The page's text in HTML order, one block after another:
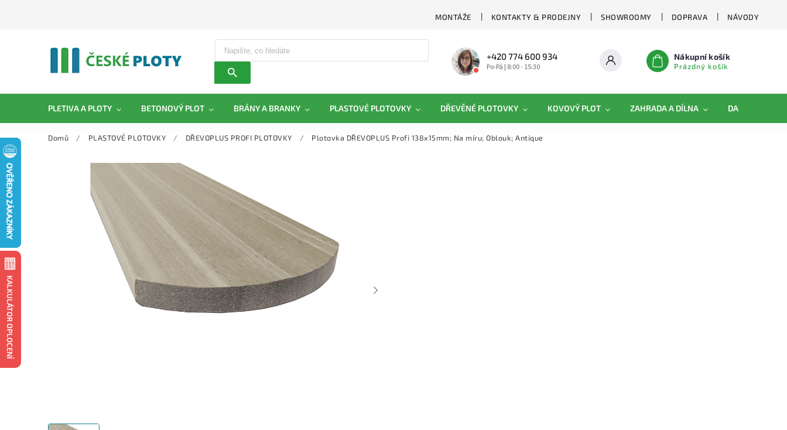
MONTÁŽE KONTAKTY & PRODEJNY SHOWROOMY DOPRAVA NÁVODY
+420 774 600 934
Po-Pá | 8:00 - 15:30
Nákupní košík
Prázdný košík
PLETIVA A PLOTY BETONOVÝ PLOT BRÁNY A BRANKY PLASTOVÉ PLOTOVKY DŘEVĚNÉ PLOTOVKY KOVOVÝ PLOT ZAHRADA A DÍLNA DAMIPLAST®
Domů / PLASTOVÉ PLOTOVKY / DŘEVOPLUS PROFI PLOTOVKY / Plotovka DŘEVOPLUS Profi 138x15mm; Na míru; Oblouk; Antique
KALKULÁTOR OPLOCENÍ